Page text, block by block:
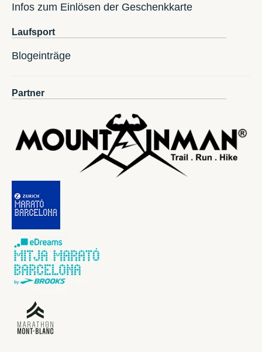
Infos zum Einlösen der Geschenkkarte
Laufsport
Blogeinträge
Partner